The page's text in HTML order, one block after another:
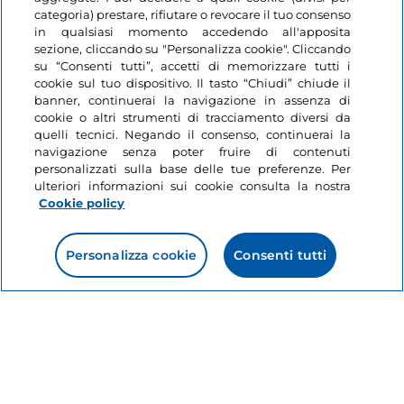
Like
Guida a biglietti
cumulativi e gratuità
nei musei italiani
4 minuti
Informazioni sul sito
categoria) prestare, rifiutare o revocare il tuo consenso
in qualsiasi momento accedendo all'apposita
sezione, cliccando su "Personalizza cookie". Cliccando
su “Consenti tutti”, accetti di memorizzare tutti i
cookie sul tuo dispositivo. Il tasto “Chiudi” chiude il
banner, continuerai la navigazione in assenza di
cookie o altri strumenti di tracciamento diversi da
quelli tecnici. Negando il consenso, continuerai la
navigazione senza poter fruire di contenuti
personalizzati sulla base delle tue preferenze. Per
ulteriori informazioni sui cookie consulta la nostra
Cookie policy
Personalizza cookie Consenti tutti